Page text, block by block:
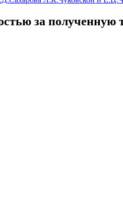
за полученную